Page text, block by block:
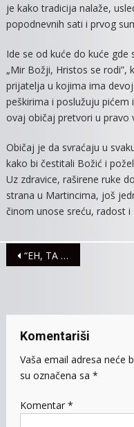
je kako tradicija nalaže,
popodnevnih sati i prvog
Ide se od kuće do kuće
„Mir Božji, Hristos se rodi”,
prijatelja u kojima ima
peškirima i poslužuju pićem
ovaj običaj pretvori u pravo
Običaj je da svraćaju u
kako bi čestitali Božić i
Uz zdravice, raširene ruke
strana u Martincima, još
činom unose sreću, radost i
Navigacija
“EH, TA LJUBAV”, MJUZIKL ANSAMBLA “ARODISI”
Komentariši
Vaša email adresa neće
su označena sa *
Komentar *